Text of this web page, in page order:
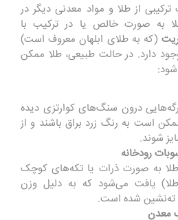
از طلا و مواد معدنی دیگر در
به صورت خالص یا در ترکیب با
(که به طلای ابلهان معروف است)
دارد. در حالت طبیعی، طلا ممکن
درون سنگ‌های کوارتزی دیده
است به رنگ زرد براق باشند و از
شوند.
رودخانه
طلا به صورت ذرات یا تکه‌های کوچک
یافت می‌شود که به دلیل وزن
ته‌نشین شده است.
معدن